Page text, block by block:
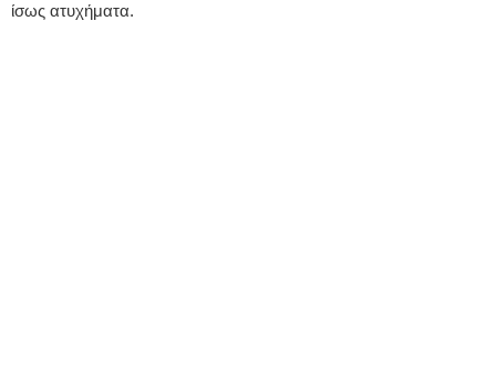
ίσως ατυχήματα.